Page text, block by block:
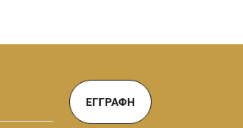
ΕΓΓΡΑΦΉ